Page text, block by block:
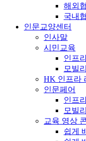
해외
국내
인문교양센터
인사말
시민교육
인프
모빌
HK 인프라
인문페어
인프
모빌
교육 영상
쉽게